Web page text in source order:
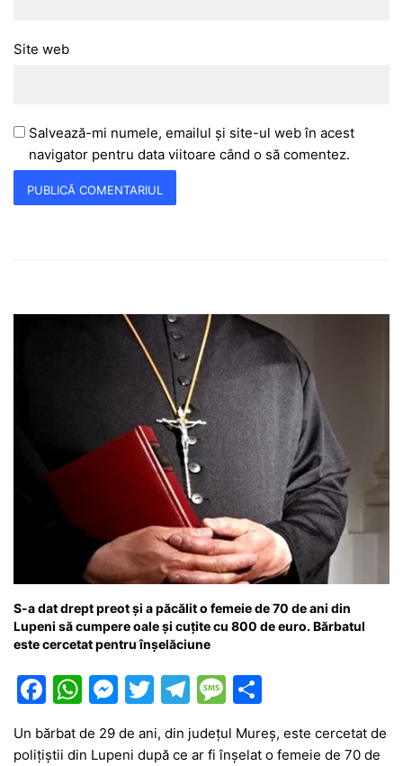
Site web
Salvează-mi numele, emailul și site-ul web în acest
navigator pentru data viitoare când o să comentez.
S-a dat drept preot și a păcălit o femeie de 70 de ani din
Lupeni să cumpere oale și cuțite cu 800 de euro. Bărbatul
este cercetat pentru înșelăciune
F
c
W
at
M
s
T
w
itt
T
e
M
s ta
Un bărbat de 29 de ani, din județul Mureș, este cercetat de
polițiștii din Lupeni după ce ar fi înșelat o femeie de 70 de